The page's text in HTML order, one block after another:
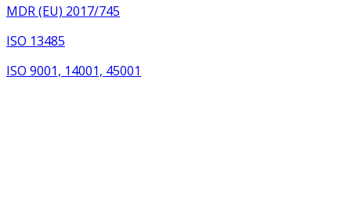
MDR (EU) 2017/745
ISO 13485
ISO 9001, 14001, 45001